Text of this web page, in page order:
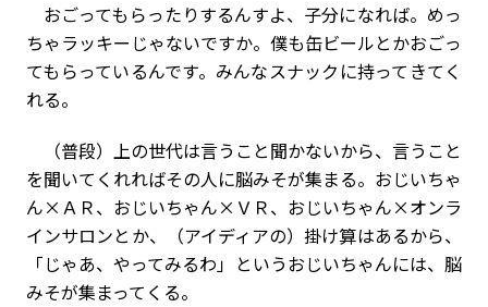
おごってもらったりするんすよ、子分になれば。めっ
ちゃラッキーじゃないですか。僕も缶ビールとかおごっ
てもらっているんです。みんなスナックに持ってきてく
れる。
（普段）上の世代は言うこと聞かないから、言うこと
を聞いてくれればその人に脳みそが集まる。おじいちゃ
ん×ＡＲ、おじいちゃん×ＶＲ、おじいちゃん×オンラ
インサロンとか、（アイディアの）掛け算はあるから、
「じゃあ、やってみるわ」というおじいちゃんには、脳
みそが集まってくる。